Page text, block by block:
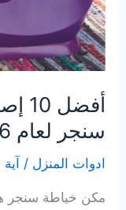
سنجر لعام 2026 نرشحها لك
ادوات المنزل /
مكن خياطة سنجر